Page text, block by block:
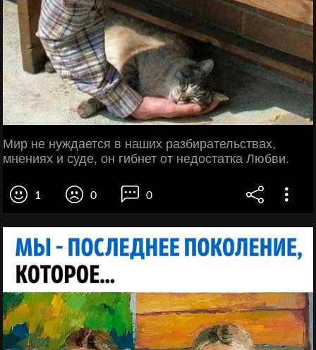
Мир не нуждается в наших разбирательствах,
мнениях и суде, он гибнет от недостатка Любви.
1 0 0